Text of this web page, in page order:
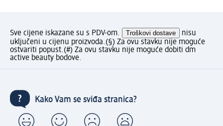
Sve cijene iskazane su s PDV-om. Troškovi dostave
nisu
uključeni u cijenu proizvoda.(§) Za ovu stavku nije moguće
ostvariti popust.(#) Za ovu stavku nije moguće dobiti dm
active beauty bodove.
Kako Vam se sviđa stranica?